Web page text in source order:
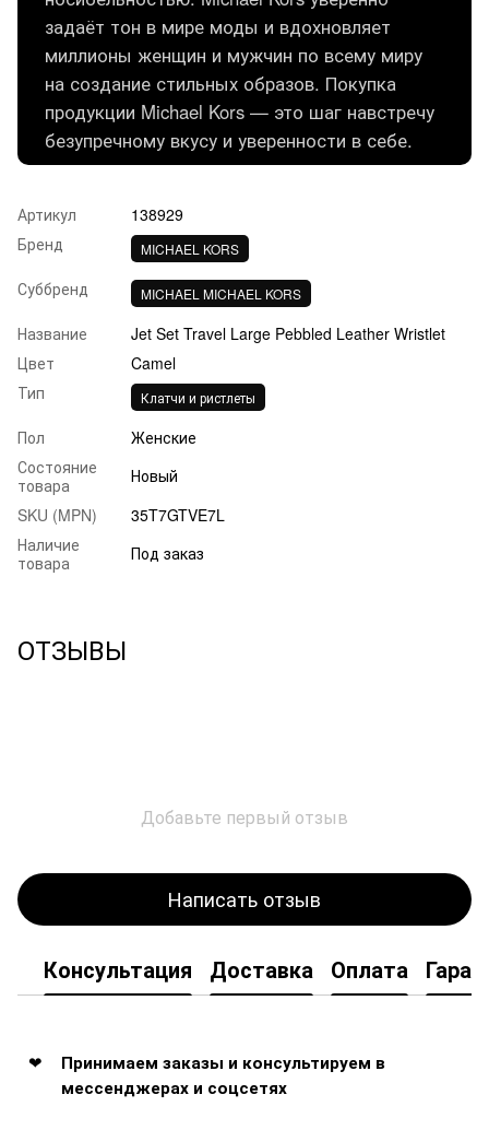
задаёт тон в мире моды и вдохновляет
миллионы женщин и мужчин по всему миру
на создание стильных образов. Покупка
продукции Michael Kors — это шаг навстречу
безупречному вкусу и уверенности в себе.
Артикул
138929
Бренд
MICHAEL KORS
Суббренд MICHAEL MICHAEL KORS
Название
Jet Set Travel Large Pebbled Leather Wristlet
Цвет
Camel
Тип
Клатчи и ристлеты
Пол
Женские
Состояние
товара
Новый
SKU (MPN)
35T7GTVE7L
Наличие
товара
Под заказ
ОТЗЫВЫ
Добавьте первый отзыв
Написать отзыв
Консультация Доставка Оплата
Принимаем заказы и консультируем в
мессенджерах и соцсетях